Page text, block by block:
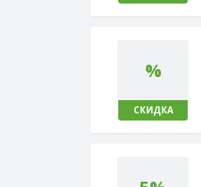
%
СКИДКА